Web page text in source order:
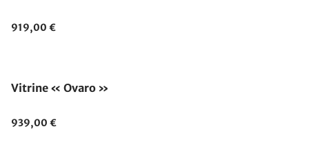
919,00 €
Vitrine « Ovaro »
939,00 €